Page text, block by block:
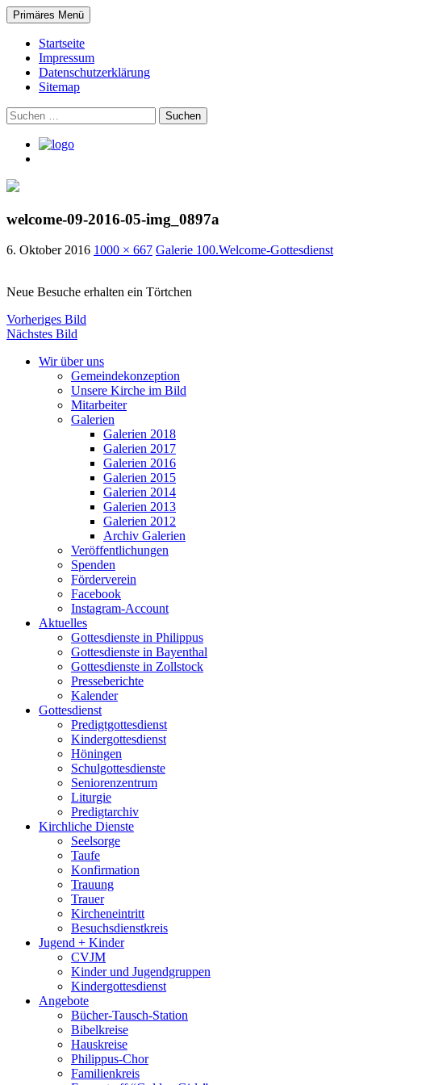
Evangelische Philippus-Gemeinde Köln
Suchen
Primäres Menü Zum
Inhalt
Startseite
Impressum
Datenschutzerklärung
Sitemap
Suchen
nach:
welcome-09-2016-05-img_0897a
6. Oktober 2016 1000 × 667 Galerie 100.Welcome-Gottesdienst
Neue Besuche erhalten ein Törtchen
Vorheriges Bild
Nächstes Bild
Wir über uns
Gemeindekonzeption
Unsere Kirche im Bild
Mitarbeiter
Galerien
Galerien 2018
Galerien 2017
Galerien 2016
Galerien 2015
Galerien 2014
Galerien 2013
Galerien 2012
Archiv Galerien
Veröffentlichungen
Spenden
Förderverein
Facebook
Instagram-Account
Aktuelles
Gottesdienste in Philippus
Gottesdienste in Bayenthal
Gottesdienste in Zollstock
Presseberichte
Kalender
Gottesdienst
Predigtgottesdienst
Kindergottesdienst
Höningen
Schulgottesdienste
Seniorenzentrum
Liturgie
Predigtarchiv
Kirchliche Dienste
Seelsorge
Taufe
Konfirmation
Trauung
Trauer
Kircheneintritt
Besuchsdienstkreis
Jugend + Kinder
CVJM
Kinder und Jugendgruppen
Kindergottesdienst
Angebote
Bücher-Tausch-Station
Bibelkreise
Hauskreise
Philippus-Chor
Familienkreis